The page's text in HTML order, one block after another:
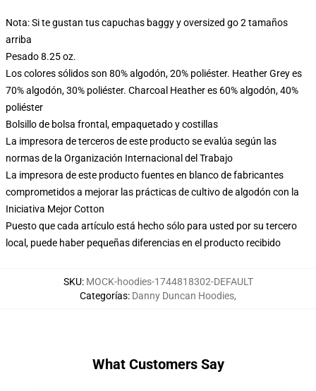
Nota: Si te gustan tus capuchas baggy y oversized go 2 tamaños
arriba
Pesado 8.25 oz.
Los colores sólidos son 80% algodón, 20% poliéster. Heather Grey es
70% algodón, 30% poliéster. Charcoal Heather es 60% algodón, 40%
poliéster
Bolsillo de bolsa frontal, empaquetado y costillas
La impresora de terceros de este producto se evalúa según las
normas de la Organización Internacional del Trabajo
La impresora de este producto fuentes en blanco de fabricantes
comprometidos a mejorar las prácticas de cultivo de algodón con la
Iniciativa Mejor Cotton
Puesto que cada artículo está hecho sólo para usted por su tercero
local, puede haber pequeñas diferencias en el producto recibido
SKU: MOCK-hoodies-1744818302-DEFAULT
Categorías: Danny Duncan Hoodies,
What Customers Say